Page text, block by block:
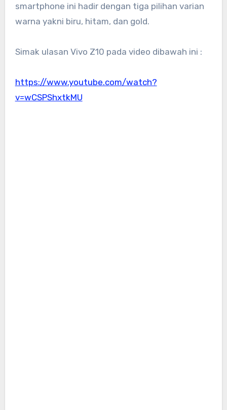
smartphone ini hadir dengan tiga pilihan varian
warna yakni biru, hitam, dan gold.
Simak ulasan Vivo Z10 pada video dibawah ini :
https://www.youtube.com/watch?
v=wCSPShxtkMU